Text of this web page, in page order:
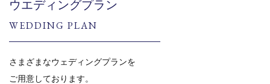
ウエディングプラン
WEDDING PLAN
さまざまなウェディングプランを
ご用意しております。